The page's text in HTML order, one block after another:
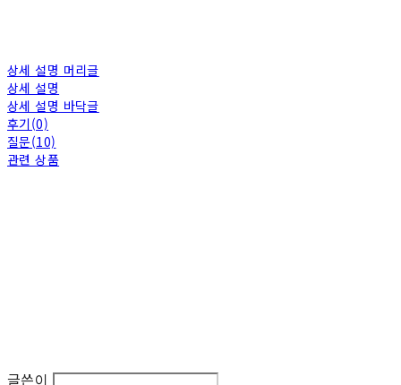
상세 설명 머리글
상세 설명
상세 설명 바닥글
후기(0)
질문(10)
관련 상품
글쓴이